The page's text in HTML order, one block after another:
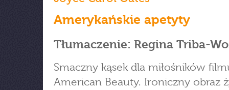
Amerykańskie apetyty
Tłumaczenie: Regina Triba-
Smaczny kąsek dla miłośników
American Beauty. Ironiczny obraz